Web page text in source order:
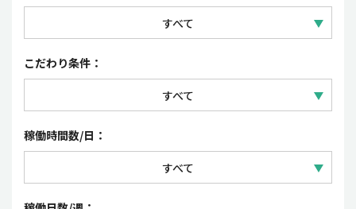
コーポレート・事務
契約社員
派遣社員・紹介予定派遣
業務委託
すべて
リモートワーク（一部出社）
こだわり条件：
すべて
フレックスタイム制・裁量労働制
時短勤務OK
稼働時間数/日：
すべて